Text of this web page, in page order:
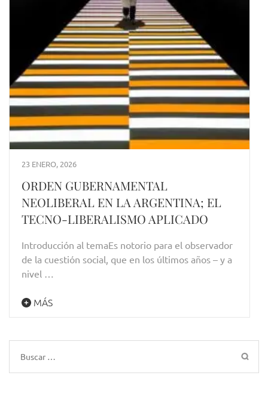
23 ENERO, 2026
ORDEN GUBERNAMENTAL
NEOLIBERAL EN LA ARGENTINA; EL
TECNO-LIBERALISMO APLICADO
Introducción al temaEs notorio para el observador
de la cuestión social, que en los últimos años – y a
nivel …
MÁS
Buscar: